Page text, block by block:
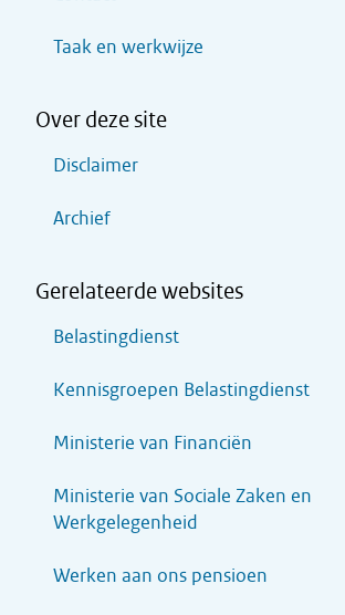
Taak en werkwijze
Over deze site
Disclaimer
Archief
Gerelateerde websites
Belastingdienst
Kennisgroepen Belastingdienst
Ministerie van Financiën
Ministerie van Sociale Zaken en
Werkgelegenheid
Werken aan ons pensioen